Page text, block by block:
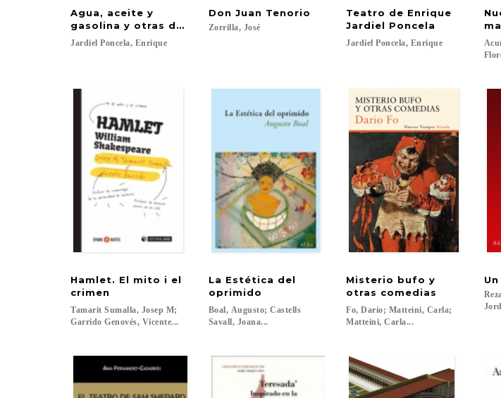
Agua, aceite y
gasolina y otras dos mezclas explosivas
Jardiel Poncela, Enrique
Don Juan Tenorio
Zorrilla, José
Teatro de Enrique
Jardiel Poncela
Jardiel Poncela, Enrique
Hamlet. El mito i el
crimen
Tamarit Sumalla, Josep M;
Garrido Genovés, Vicente...
La Estética del
oprimido
Boal, Augusto; Castells
Savall, Joana...
Misterio bufo y
otras comedias
Fo, Dario; Matteini, Carla;
Matteini, Carla...
Un